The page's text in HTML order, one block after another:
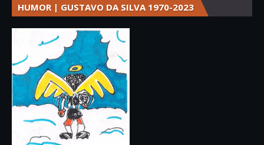
HUMOR | GUSTAVO DA SILVA 1970-2023